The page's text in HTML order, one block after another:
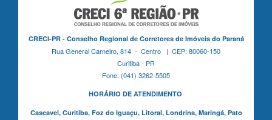
CRECI-PR - Conselho Regional de Corretores de Imóveis do Paraná
Rua General Carneiro, 814 - Centro | CEP: 80060-150
Curitiba - PR
Fone: (041) 3262-5505
HORÁRIO DE ATENDIMENTO
Cascavel, Curitiba,Foz do Iguaçu, Litoral, Londrina, Maringá, Pato